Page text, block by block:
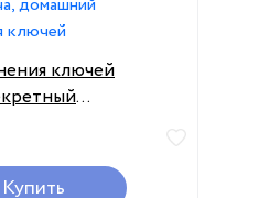
ключей
сейф с кодом
и паролем, без
Купить